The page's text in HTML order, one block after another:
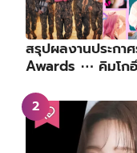
สรุปผลงานประกา
Awards ⋯ คิมโก